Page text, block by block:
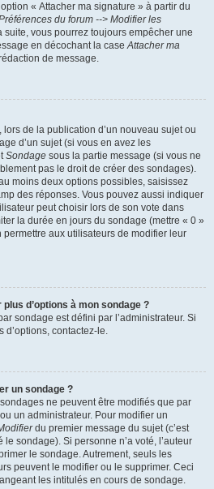
« Attacher ma signature » à partir du
du forum --> Modifier les
suite, vous pourrez toujours empêcher une
en décochant la caseAttacher ma
de message.
lors de la publication d’un nouveau sujet ou
d’un sujet (si vous en avez les
Sondage sous la partie message (si vous ne
pas le droit de créer des sondages).
moins deux options possibles, saisissez
des réponses. Vous pouvez aussi indiquer
peut choisir lors de son vote dans
la durée en jours du sondage (mettre « 0 »
aux utilisateurs de modifier leur
d’options à mon sondage ?
sondage est défini par l’administrateur. Si
d’options, contactez-le.
un sondage ?
ne peuvent être modifiés que par
un administrateur. Pour modifier un
du premier message du sujet (c’est
sondage). Si personne n’a voté, l’auteur
le sondage. Autrement, seuls les
peuvent le modifier ou le supprimer. Ceci
les intitulés en cours de sondage.